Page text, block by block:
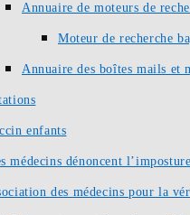
Annuaire de moteurs de
Moteur de recherche
Annuaire des boîtes mails et
enfants
médecins dénoncent
des médecins pour la